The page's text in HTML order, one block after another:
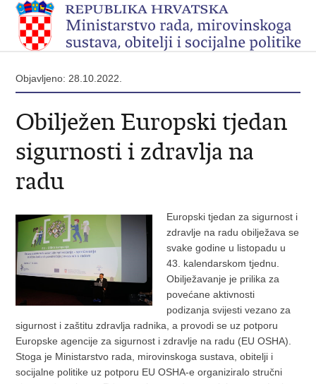
Objavljeno: 28.10.2022.
Obilježen Europski tjedan
sigurnosti i zdravlja na
radu
Europski tjedan za sigurnost i
zdravlje na radu obilježava se
svake godine u listopadu u
43. kalendarskom tjednu.
Obilježavanje je prilika za
povećane aktivnosti
podizanja svijesti vezano za
sigurnost i zaštitu zdravlja radnika, a provodi se uz potporu
Europske agencije za sigurnost i zdravlje na radu (EU OSHA).
Stoga je Ministarstvo rada, mirovinskoga sustava, obitelji i
socijalne politike uz potporu EU OSHA-e organiziralo stručni